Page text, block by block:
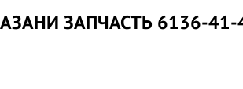
ЗАПЧАСТЬ 6136-